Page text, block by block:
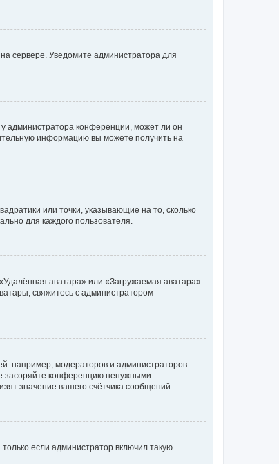
сервере. Уведомите администратора для
администратора конференции, может ли он
информацию вы можете получить на
или точки, указывающие на то, сколько
для каждого пользователя.
аватара» или «Загружаемая аватара».
свяжитесь с администратором
например, модераторов и администраторов.
засоряйте конференцию ненужными
значение вашего счётчика сообщений.
если администратор включил такую